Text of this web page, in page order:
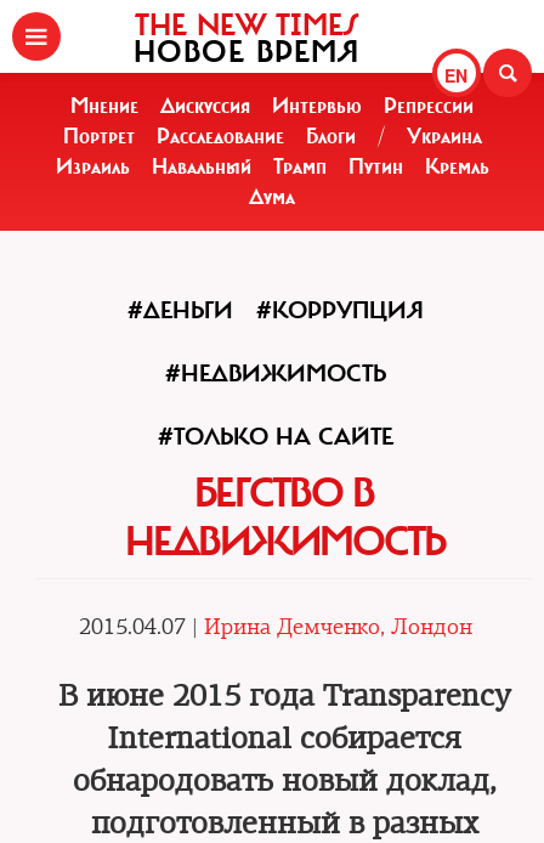
EN
THE NEW TIMES
НОВОЕ ВРЕМЯ
Мнение Дискуссия Интервью
Репрессии
Портрет
Расследование Блоги /
Украина
Израиль
Навальный Трамп Путин
Кремль
Дума
#ДЕНЬГИ #КОРРУПЦИЯ
#НЕДВИЖИМОСТЬ
#ТОЛЬКО НА САЙТЕ
БЕГСТВО В
НЕДВИЖИМОСТЬ
2015.04.07 | Ирина Демченко, Лондон
В июне 2015 года Transparency
International собирается
обнародовать новый доклад,
подготовленный в разных